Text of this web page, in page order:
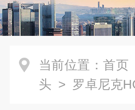
当前位置： 首页
头 > 罗卓尼克